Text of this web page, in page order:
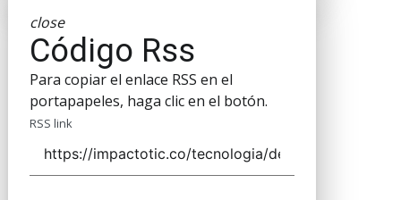
close
Código Rss
Para copiar el enlace RSS en el
portapapeles, haga clic en el botón.
RSS link